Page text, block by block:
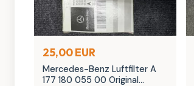
25,00 EUR
Mercedes-Benz Luftfilter A
177 180 055 00 Original